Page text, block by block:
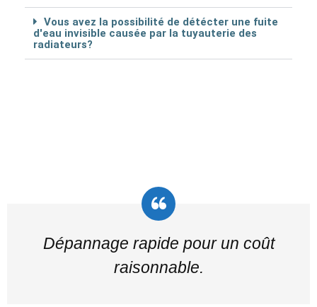
Vous avez la possibilité de détécter une fuite
d'eau invisible causée par la tuyauterie des
radiateurs?
Dépannage rapide pour un coût
raisonnable.